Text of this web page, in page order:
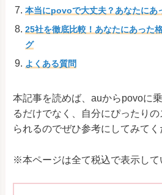
本当にpovoで大丈夫？あなたにあ
25社を徹底比較！あなたにあった
グ
よくある質問
本記事を読めば、auからpovoに
るだけでなく、自分にぴったり
られるのでぜひ参考にしてみてく
※本ページは全て税込で表示して